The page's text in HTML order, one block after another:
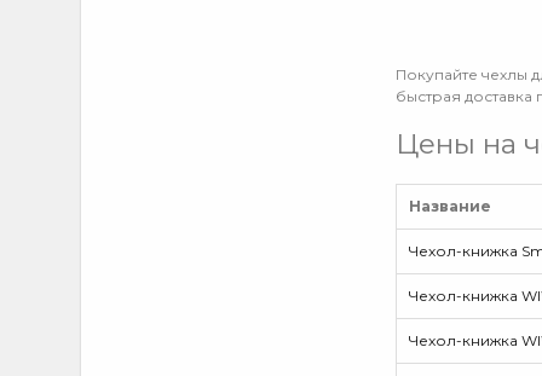
Покупайте чехлы
быстрая доставка
Цены на
Название
Чехол-книжка
Чехол-книжка
Чехол-книжка